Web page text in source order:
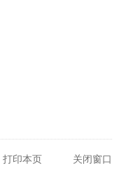
打印本页 关闭窗口